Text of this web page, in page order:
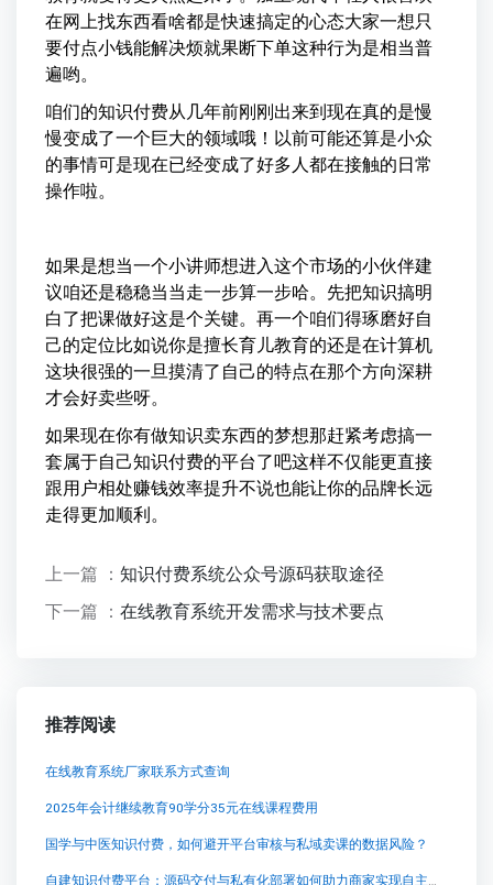
在网上找东西看啥都是快速搞定的心态大家一想只
要付点小钱能解决烦就果断下单这种行为是相当普
遍哟。
咱们的知识付费从几年前刚刚出来到现在真的是慢
慢变成了一个巨大的领域哦！以前可能还算是小众
的事情可是现在已经变成了好多人都在接触的日常
操作啦。
如果是想当一个小讲师想进入这个市场的小伙伴建
议咱还是稳稳当当走一步算一步哈。先把知识搞明
白了把课做好这是个关键。再一个咱们得琢磨好自
己的定位比如说你是擅长育儿教育的还是在计算机
这块很强的一旦摸清了自己的特点在那个方向深耕
才会好卖些呀。
如果现在你有做知识卖东西的梦想那赶紧考虑搞一
套属于自己知识付费的平台了吧这样不仅能更直接
跟用户相处赚钱效率提升不说也能让你的品牌长远
走得更加顺利。
上一篇 ： 知识付费系统公众号源码获取途径
下一篇 ： 在线教育系统开发需求与技术要点
推荐阅读
在线教育系统厂家联系方式查询
2025年会计继续教育90学分35元在线课程费用
国学与中医知识付费，如何避开平台审核与私域卖课的数据风险？
自建知识付费平台：源码交付与私有化部署如何助力商家实现自主经营